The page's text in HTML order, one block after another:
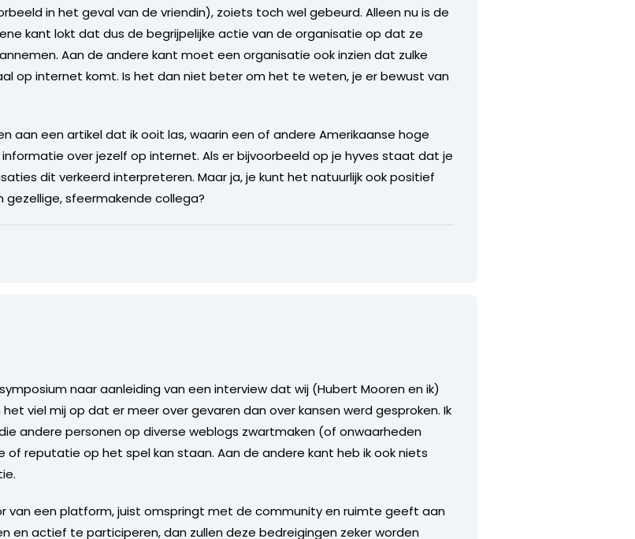
in het geval van de vriendin), zoiets toch wel gebeurd. Alleen nu is de
kant lokt dat dus de begrijpelijke actie van de organisatie op dat ze
Aan de andere kant moet een organisatie ook inzien dat zulke
op internet komt. Is het dan niet beter om het te weten, je er bewust van
aan een artikel dat ik ooit las, waarin een of andere Amerikaanse hoge
over jezelf op internet. Als er bijvoorbeeld op je hyves staat dat je
dit verkeerd interpreteren. Maar ja, je kunt het natuurlijk ook positief
gezellige, sfeermakende collega?
naar aanleiding van een interview dat wij (Hubert Mooren en ik)
viel mij op dat er meer over gevaren dan over kansen werd gesproken. Ik
andere personen op diverse weblogs zwartmaken (of onwaarheden
reputatie op het spel kan staan. Aan de andere kant heb ik ook niets
een platform, juist omspringt met de community en ruimte geeft aan
en actief te participeren, dan zullen deze bedreigingen zeker worden